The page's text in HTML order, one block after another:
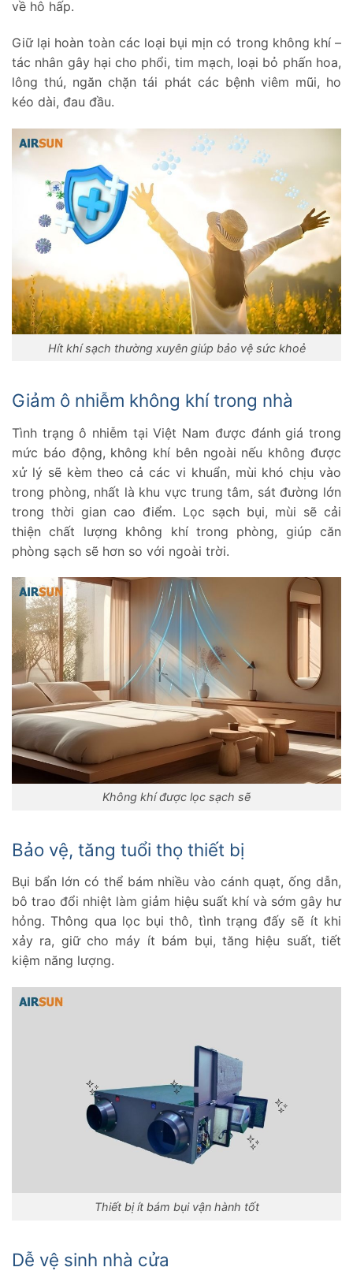
về hô hấp.
Giữ lại hoàn toàn các loại bụi mịn có trong không khí –
tác nhân gây hại cho phổi, tim mạch, loại bỏ phấn hoa,
lông thú, ngăn chặn tái phát các bệnh viêm mũi, ho
kéo dài, đau đầu.
Hít khí sạch thường xuyên giúp bảo vệ sức khoẻ
Giảm ô nhiễm không khí trong nhà
Tình trạng ô nhiễm tại Việt Nam được đánh giá trong
mức báo động, không khí bên ngoài nếu không được
xử lý sẽ kèm theo cả các vi khuẩn, mùi khó chịu vào
trong phòng, nhất là khu vực trung tâm, sát đường lớn
trong thời gian cao điểm. Lọc sạch bụi, mùi sẽ cải
thiện chất lượng không khí trong phòng, giúp căn
phòng sạch sẽ hơn so với ngoài trời.
Không khí được lọc sạch sẽ
Bảo vệ, tăng tuổi thọ thiết bị
Bụi bẩn lớn có thể bám nhiều vào cánh quạt, ống dẫn,
bô trao đổi nhiệt làm giảm hiệu suất khí và sớm gây hư
hỏng. Thông qua lọc bụi thô, tình trạng đấy sẽ ít khi
xảy ra, giữ cho máy ít bám bụi, tăng hiệu suất, tiết
kiệm năng lượng.
Thiết bị ít bám bụi vận hành tốt
Dễ vệ sinh nhà cửa